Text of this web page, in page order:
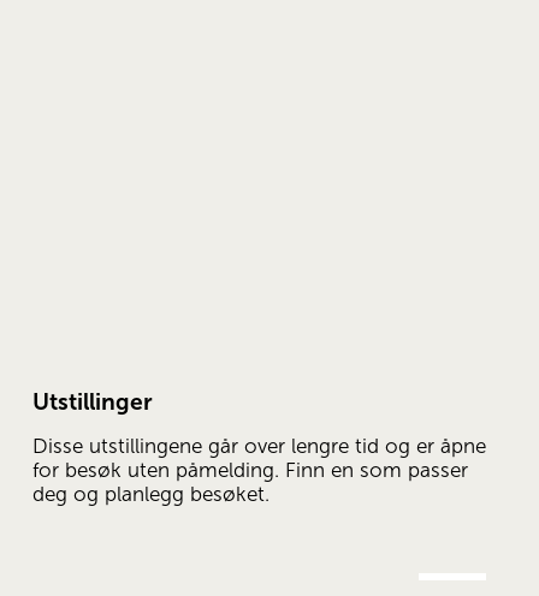
Utstillinger
Disse utstillingene går over lengre tid og er åpne
for besøk uten påmelding. Finn en som passer
deg og planlegg besøket.